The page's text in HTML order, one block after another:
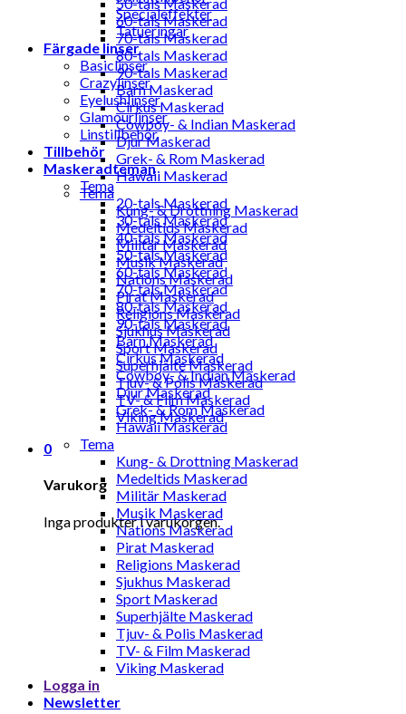
60-tals Maskerad
70-tals Maskerad
80-tals Maskerad
90-tals Maskerad
Barn Maskerad
Cirkus Maskerad
Cowboy- & Indian Maskerad
Djur Maskerad
Grek- & Rom Maskerad
Hawaii Maskerad
Tema
Kung- & Drottning Maskerad
Medeltids Maskerad
Militär Maskerad
Musik Maskerad
Nations Maskerad
Pirat Maskerad
Religions Maskerad
Sjukhus Maskerad
Sport Maskerad
Superhjälte Maskerad
Tjuv- & Polis Maskerad
TV- & Film Maskerad
Viking Maskerad
0
Varukorg
Inga produkter i varukorgen.
Specialeffekter
Tatueringar
Färgade linser
Basiclinser
Crazylinser
Eyelushlinser
Glamourlinser
Linstillbehör
Tillbehör
Maskeradteman
Tema
20-tals Maskerad
30-tals Maskerad
40-tals Maskerad
50-tals Maskerad
60-tals Maskerad
70-tals Maskerad
80-tals Maskerad
90-tals Maskerad
Barn Maskerad
Cirkus Maskerad
Cowboy- & Indian Maskerad
Djur Maskerad
Grek- & Rom Maskerad
Hawaii Maskerad
Tema
Kung- & Drottning Maskerad
Medeltids Maskerad
Militär Maskerad
Musik Maskerad
Nations Maskerad
Pirat Maskerad
Religions Maskerad
Sjukhus Maskerad
Sport Maskerad
Superhjälte Maskerad
Tjuv- & Polis Maskerad
TV- & Film Maskerad
Viking Maskerad
Logga in
Newsletter